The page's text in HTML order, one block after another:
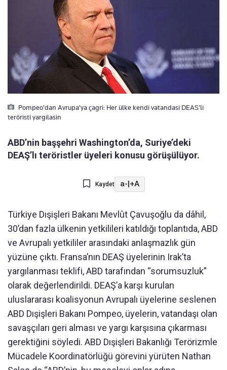
Pompeo'dan Avrupa'ya çagri: Her ülke kendi vatandasi DEAS’li
teröristi yargilasin
ABD’nin başşehri Washington’da, Suriye’deki
DEAŞ’lı teröristler üyeleri konusu görüşülüyor.
Kaydet a- +A
Türkiye Dışişleri Bakanı Mevlût Çavuşoğlu da dâhil,
30’dan fazla ülkenin yetkilileri katıldığı toplantıda, ABD
ve Avrupalı yetkililer arasındaki anlaşmazlık gün
yüzüne çıktı. Fransa’nın DEAŞ üyelerinin Irak’ta
yargılanması teklifi, ABD tarafından “sorumsuzluk”
olarak değerlendirildi. DEAŞ’a karşı kurulan
uluslararası koalisyonun Avrupalı üyelerine seslenen
ABD Dışişleri Bakanı Pompeo, üyelerin, vatandaşı olan
savaşçıları geri alması ve yargı karşısına çıkarması
gerektiğini söyledi. ABD Dışişleri Bakanlığı Terörizmle
Mücadele Koordinatörlüğü görevini yürüten Nathan